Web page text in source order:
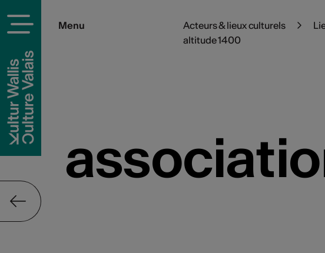
Menu Acteurs & lieux culturels
altitude 1400